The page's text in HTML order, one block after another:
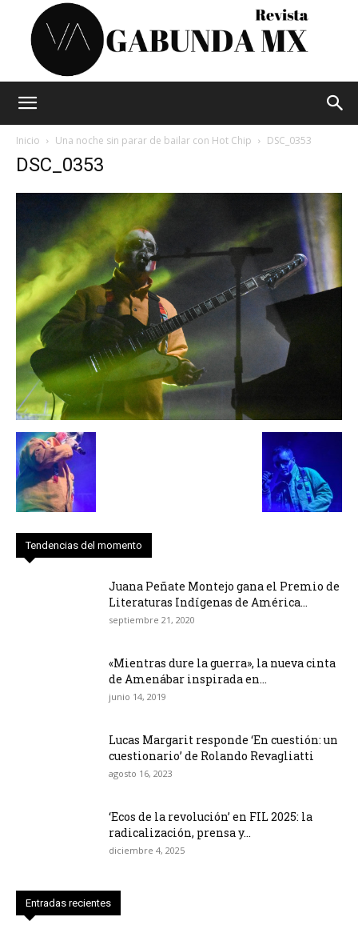
Inicio Una noche sin parar de bailar con Hot Chip DSC_0353
DSC_0353
Tendencias del momento
Juana Peñate Montejo gana el Premio de
Literaturas Indígenas de América...
septiembre 21, 2020
«Mientras dure la guerra», la nueva cinta
de Amenábar inspirada en...
junio 14, 2019
Lucas Margarit responde ‘En cuestión: un
cuestionario’ de Rolando Revagliatti
agosto 16, 2023
‘Ecos de la revolución’ en FIL 2025: la
radicalización, prensa y...
diciembre 4, 2025
Entradas recientes